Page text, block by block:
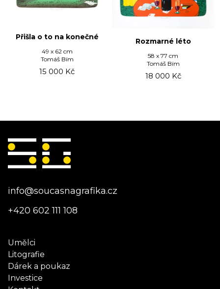
Přišla o to na konečné
49 x 62 cm
Tomáš Bím
15 000 Kč
Rozmarné léto
58 x 77 cm
Tomáš Bím
18 000 Kč
info@soucasnagrafika.cz
+420 602 111 108
Umělci
Litografie
Dárek a poukaz
Investice